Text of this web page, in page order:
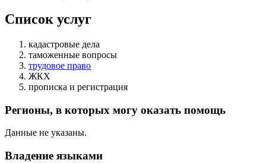
Список услуг
кадастровые дела
таможенные вопросы
трудовое право
ЖКХ
прописка и регистрация
Регионы, в которых могу оказать помощь
Данные не указаны.
Владение языками